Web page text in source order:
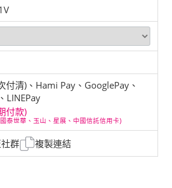
付清)、Hami Pay、GooglePay、
LINEPay
付款)
泰世華、玉山、星展、中國信託信用卡)
群 複製連結